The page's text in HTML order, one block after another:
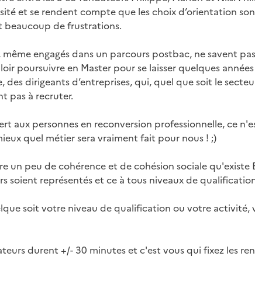
et se rendent compte que les choix d’orientation
beaucoup de frustrations.
engagés dans un parcours postbac, ne savent
poursuivre en Master pour se laisser quelques
des dirigeants d’entreprises, qui, quel que soit le
pas à recruter.
aux personnes en reconversion professionnelle, ce
quel métier sera vraiment fait pour nous ! ;)
un peu de cohérence et de cohésion sociale qu'existe
soient représentés et ce à tous niveaux de
soit votre niveau de qualification ou votre activité,
durent +/- 30 minutes et c'est vous qui fixez les